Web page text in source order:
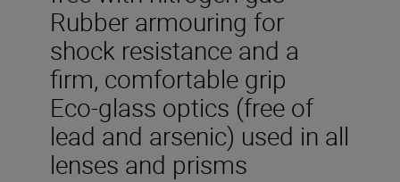
Rubber armouring for
shock resistance and a
firm, comfortable grip
Eco-glass optics (free of
lead and arsenic) used in all
lenses and prisms